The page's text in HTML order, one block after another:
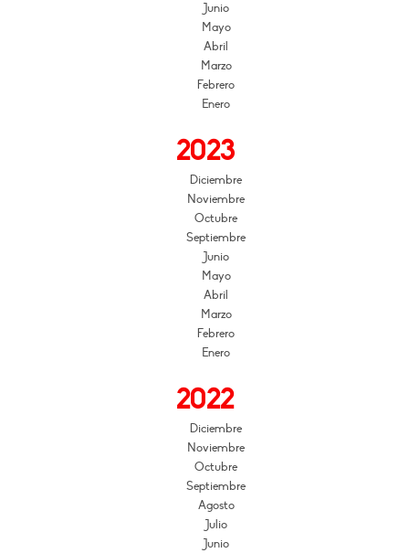
Junio
Mayo
Abril
Marzo
Febrero
Enero
2023
Diciembre
Noviembre
Octubre
Septiembre
Junio
Mayo
Abril
Marzo
Febrero
Enero
2022
Diciembre
Noviembre
Octubre
Septiembre
Agosto
Julio
Junio